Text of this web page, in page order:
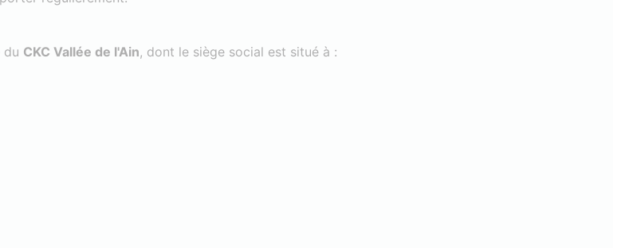
du CKC Vallée de l'Ain, dont le siège social est situé à :